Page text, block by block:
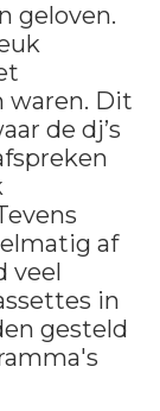
geloven.
waren. Dit
de dj’s
af
veel
in
gesteld